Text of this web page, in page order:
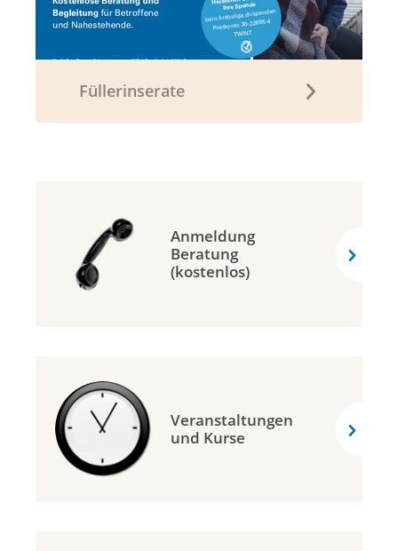
Füllerinserate
Anmeldung
Beratung
(kostenlos)
Veranstaltungen
und Kurse